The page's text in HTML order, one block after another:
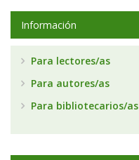
Información
Para lectores/as
Para autores/as
Para bibliotecarios/as